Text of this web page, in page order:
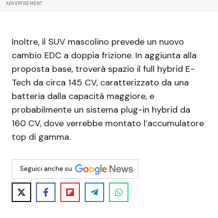
ADVERTISEMENT
Inoltre, il SUV mascolino prevede un nuovo
cambio EDC a doppia frizione. In aggiunta alla
proposta base, troverà spazio il full hybrid E-
Tech da circa 145 CV, caratterizzato da una
batteria dalla capacità maggiore, e
probabilmente un sistema plug-in hybrid da
160 CV, dove verrebbe montato l’accumulatore
top di gamma.
Seguici anche su